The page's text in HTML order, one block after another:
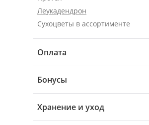
Леукадендрон
Сухоцветы в ассортименте
Оплата
Бонусы
Хранение и уход